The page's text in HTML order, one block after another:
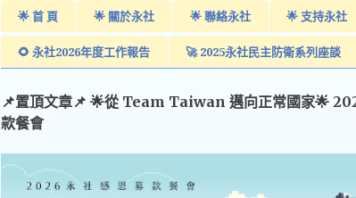
🌟 首 頁 🌟 關於永社 🌟 聯絡永社 🌟 支持永社
🌻 永社2026年度工作報告 🚀 2025永社民主防衛系列座談
📌置頂文章📌 🌟從 Team Taiwan 邁向正常國家🌟
款餐會